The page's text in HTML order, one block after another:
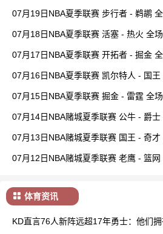
07月19日NBA夏季联赛 步行者 - 鹈鹕
07月18日NBA夏季联赛 活塞 - 热火 全
07月17日NBA夏季联赛 开拓者 - 掘金
07月16日NBA夏季联赛 凯尔特人 - 国王
07月15日NBA夏季联赛 掘金 - 雷霆 全
07月14日NBA赌城夏季联赛 公牛 - 爵士
07月13日NBA赌城夏季联赛 国王 - 奇才
07月12日NBA赌城夏季联赛 老鹰 - 篮网
体育资讯
KD直言76人新阵远超17年勇士：他们